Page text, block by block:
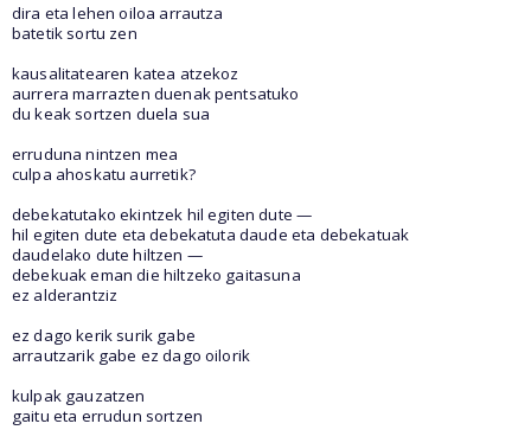
dira eta lehen oiloa arrautza
batetik sortu zen
kausalitatearen katea atzekoz
aurrera marrazten duenak pentsatuko
du keak sortzen duela sua
erruduna nintzen mea
culpa ahoskatu aurretik?
debekatutako ekintzek hil egiten dute —
hil egiten dute eta debekatuta daude eta debekatuak
daudelako dute hiltzen —
debekuak eman die hiltzeko gaitasuna
ez alderantziz
ez dago kerik surik gabe
arrautzarik gabe ez dago oilorik
kulpak gauzatzen
gaitu eta errudun sortzen